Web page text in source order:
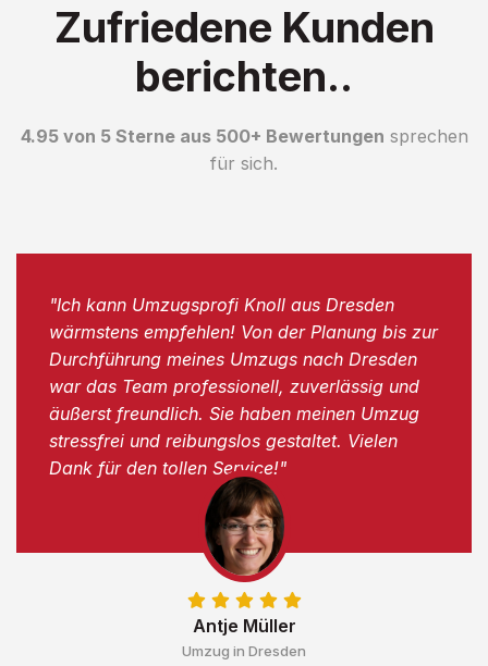
Zufriedene Kunden
berichten..
4.95 von 5 Sterne aus 500+ Bewertungen sprechen
für sich.
Antje Müller
Umzug in Dresden
"Ich kann Umzugsprofi Knoll aus Dresden
wärmstens empfehlen! Von der Planung bis zur
Durchführung meines Umzugs nach Dresden
war das Team professionell, zuverlässig und
äußerst freundlich. Sie haben meinen Umzug
stressfrei und reibungslos gestaltet. Vielen
Dank für den tollen Service!"